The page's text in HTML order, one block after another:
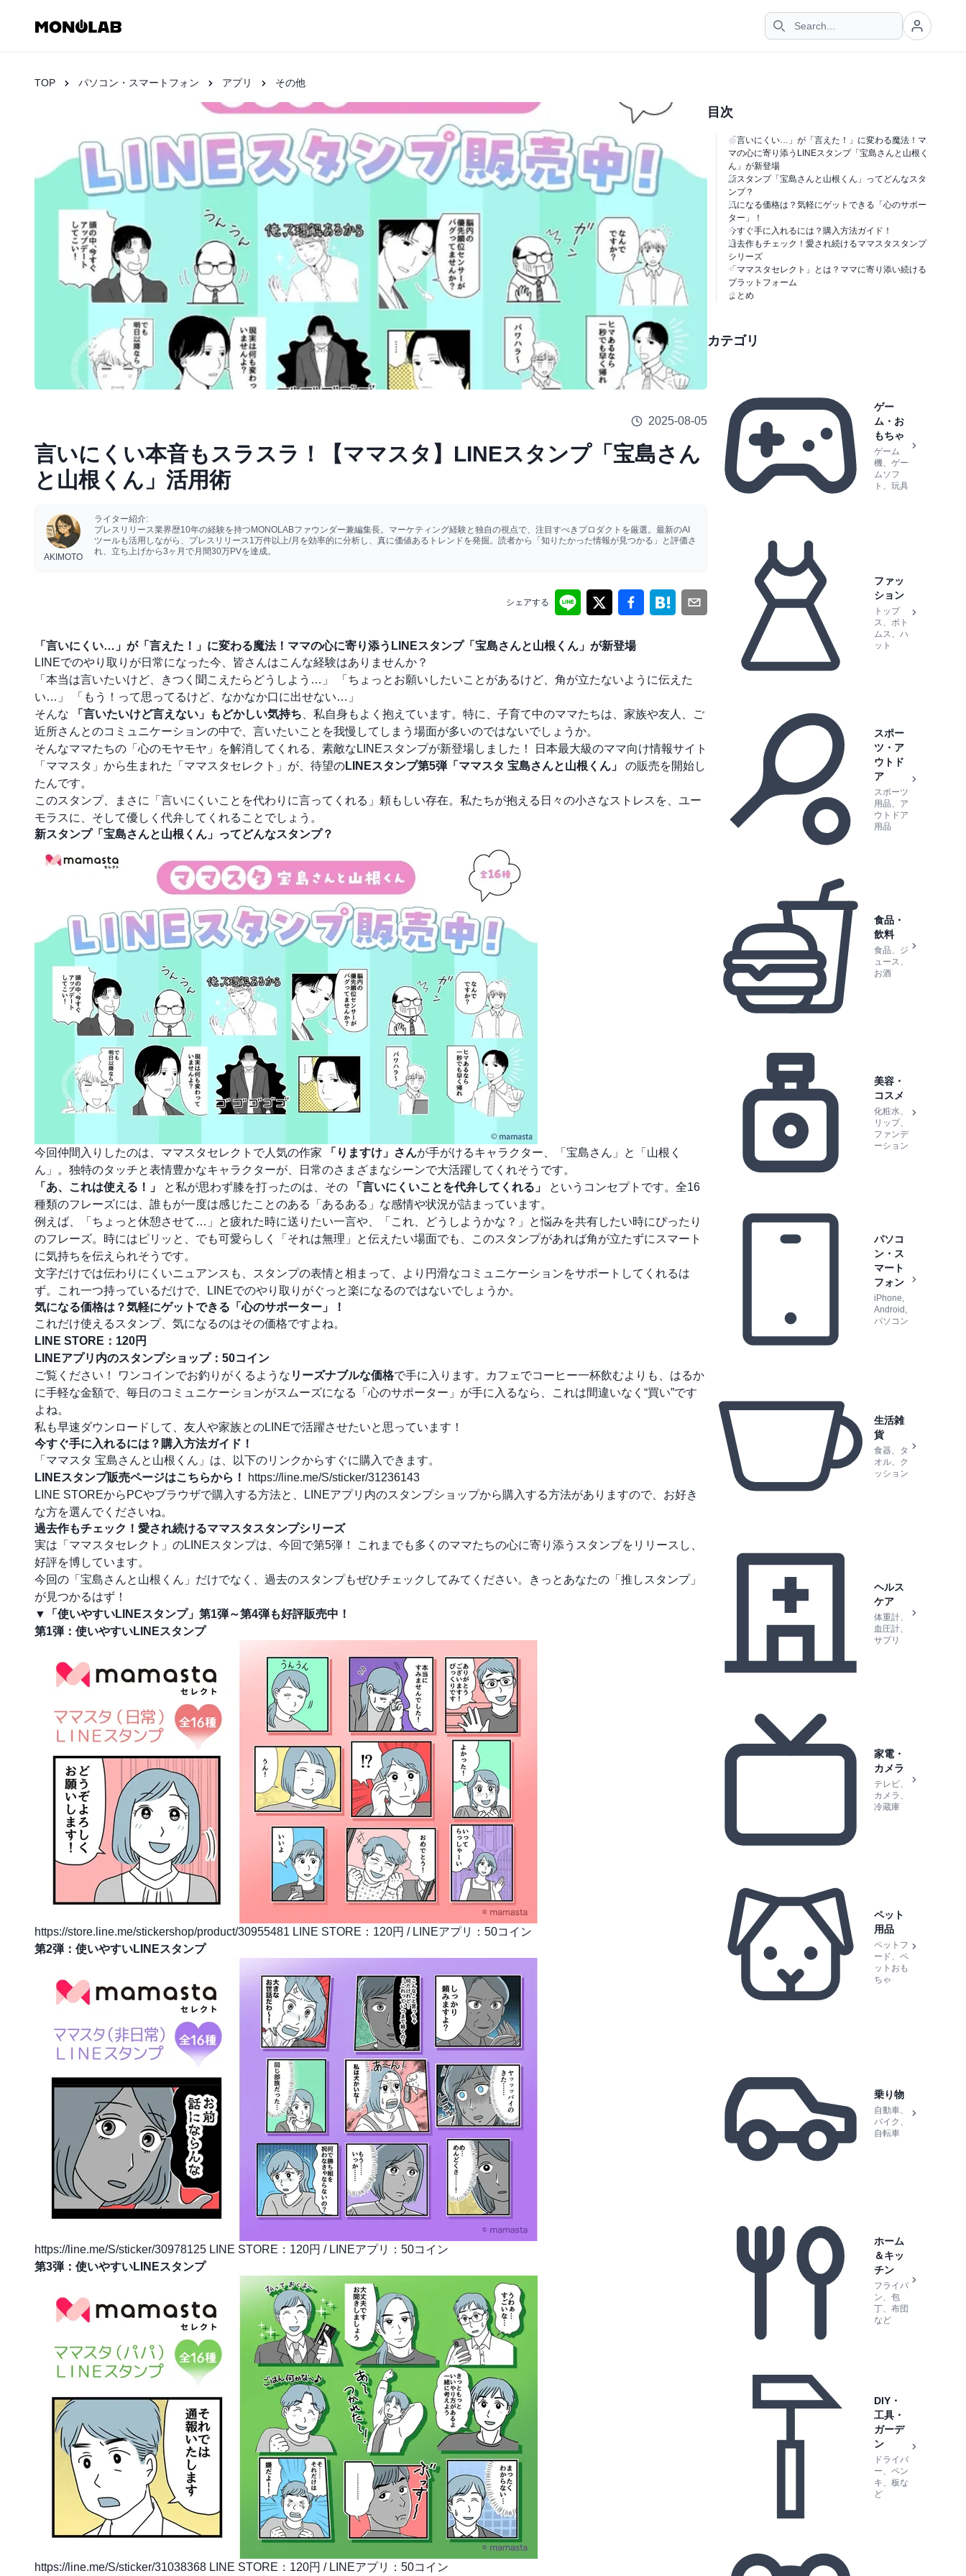
TOP パソコン・スマートフォン アプリ その他
2025-08-05
言いにくい本音もスラスラ！【ママスタ】LINEスタンプ「宝島さん
と山根くん」活用術
AKIMOTO
ライター紹介:
プレスリリース業界歴10年の経験を持つMONOLABファウンダー兼編集長。マーケティング経験と独自の視点で、注目すべきプロダクトを厳選。最新のAI
ツールも活用しながら、プレスリリース1万件以上/月を効率的に分析し、真に価値あるトレンドを発掘。読者から「知りたかった情報が見つかる」と評価さ
れ、立ち上げから3ヶ月で月間30万PVを達成。
シェアする
「言いにくい…」が「言えた！」に変わる魔法！ママの心に寄り添うLINEスタンプ「宝島さんと山根くん」が新登場
LINEでのやり取りが日常になった今、皆さんはこんな経験はありませんか？
「本当は言いたいけど、きつく聞こえたらどうしよう…」 「ちょっとお願いしたいことがあるけど、角が立たないように伝えた
い…」 「もう！って思ってるけど、なかなか口に出せない…」
そんな
「言いたいけど言えない」もどかしい気持ち 、私自身もよく抱えています。特に、子育て中のママたちは、家族や友人、ご
近所さんとのコミュニケーションの中で、言いたいことを我慢してしまう場面が多いのではないでしょうか。
そんなママたちの「心のモヤモヤ」を解消してくれる、素敵なLINEスタンプが新登場しました！ 日本最大級のママ向け情報サイト
「ママスタ」から生まれた「ママスタセレクト」が、待望のLINEスタンプ第5弾「ママスタ 宝島さんと山根くん」
の販売を開始し
たんです。
このスタンプ、まさに「言いにくいことを代わりに言ってくれる」頼もしい存在。私たちが抱える日々の小さなストレスを、ユー
モラスに、そして優しく代弁してくれることでしょう。
新スタンプ「宝島さんと山根くん」ってどんなスタンプ？
今回仲間入りしたのは、ママスタセレクトで人気の作家 「りますけ」さんが手がけるキャラクター、「宝島さん」と「山根く
ん」。独特のタッチと表情豊かなキャラクターが、日常のさまざまなシーンで大活躍してくれそうです。
「あ、これは使える！」
と私が思わず膝を打ったのは、その 「言いにくいことを代弁してくれる」
というコンセプトです。全16
種類のフレーズには、誰もが一度は感じたことのある「あるある」な感情や状況が詰まっています。
例えば、「ちょっと休憩させて…」と疲れた時に送りたい一言や、「これ、どうしようかな？」と悩みを共有したい時にぴったり
のフレーズ。時にはピリッと、でも可愛らしく「それは無理」と伝えたい場面でも、このスタンプがあれば角が立たずにスマート
に気持ちを伝えられそうです。
文字だけでは伝わりにくいニュアンスも、スタンプの表情と相まって、より円滑なコミュニケーションをサポートしてくれるは
ず。これ一つ持っているだけで、LINEでのやり取りがぐっと楽になるのではないでしょうか。
気になる価格は？気軽にゲットできる「心のサポーター」！
これだけ使えるスタンプ、気になるのはその価格ですよね。
LINE STORE：120円
LINEアプリ内のスタンプショップ：50コイン
ご覧ください！ ワンコインでお釣りがくるような リーズナブルな価格で手に入ります。カフェでコーヒー一杯飲むよりも、はるか
に手軽な金額で、毎日のコミュニケーションがスムーズになる「心のサポーター」が手に入るなら、これは間違いなく“買い”です
よね。
私も早速ダウンロードして、友人や家族とのLINEで活躍させたいと思っています！
今すぐ手に入れるには？購入方法ガイド！
「ママスタ 宝島さんと山根くん」は、以下のリンクからすぐに購入できます。
LINEスタンプ販売ページはこちらから！
https://line.me/S/sticker/31236143
LINE STOREからPCやブラウザで購入する方法と、LINEアプリ内のスタンプショップから購入する方法がありますので、お好き
な方を選んでくださいね。
過去作もチェック！愛され続けるママスタスタンプシリーズ
実は「ママスタセレクト」のLINEスタンプは、今回で第5弾！ これまでも多くのママたちの心に寄り添うスタンプをリリースし、
好評を博しています。
今回の「宝島さんと山根くん」だけでなく、過去のスタンプもぜひチェックしてみてください。きっとあなたの「推しスタンプ」
が見つかるはず！
▼「使いやすいLINEスタンプ」第1弾～第4弾も好評販売中！
第1弾：使いやすいLINEスタンプ
https://store.line.me/stickershop/product/30955481 LINE STORE：120円 / LINEアプリ：50コイン
第2弾：使いやすいLINEスタンプ
https://line.me/S/sticker/30978125 LINE STORE：120円 / LINEアプリ：50コイン
第3弾：使いやすいLINEスタンプ
https://line.me/S/sticker/31038368 LINE STORE：120円 / LINEアプリ：50コイン
目次
「言いにくい…」が「言えた！」に変わる魔法！マ
マの心に寄り添うLINEスタンプ「宝島さんと山根く
ん」が新登場
新スタンプ「宝島さんと山根くん」ってどんなスタ
ンプ？
気になる価格は？気軽にゲットできる「心のサポー
ター」！
今すぐ手に入れるには？購入方法ガイド！
過去作もチェック！愛され続けるママスタスタンプ
シリーズ
「ママスタセレクト」とは？ママに寄り添い続ける
プラットフォーム
まとめ
カテゴリ
ゲー
ム・お
もちゃ
ゲーム
機、ゲー
ムソフ
ト、玩具
ファッ
ション
トップ
ス、ボト
ムス、ハ
ット
スポー
ツ・ア
ウトド
ア
スポーツ
用品、ア
ウトドア
用品
食品・
飲料
食品、ジ
ュース、
お酒
美容・
コスメ
化粧水、
リップ、
ファンデ
ーション
パソコ
ン・ス
マート
フォン
iPhone,
Android,
パソコン
生活雑
貨
食器、タ
オル、ク
ッション
ヘルス
ケア
体重計、
血圧計、
サプリ
家電・
カメラ
テレビ、
カメラ、
冷蔵庫
ペット
用品
ペットフ
ード、ペ
ットおも
ちゃ
乗り物
自動車、
バイク、
自転車
ホーム
＆キッ
チン
フライパ
ン、包
丁、布団
など
DIY・
工具・
ガーデ
ン
ドライバ
ー、ペン
キ、板な
ど